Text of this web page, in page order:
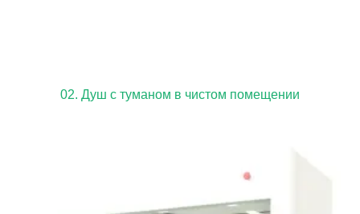
02. Душ с туманом в чистом помещении